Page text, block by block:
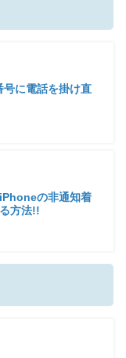
に電話を掛け直
の非通知着
方法!!